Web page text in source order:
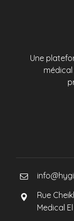
Une
Rue
Medical